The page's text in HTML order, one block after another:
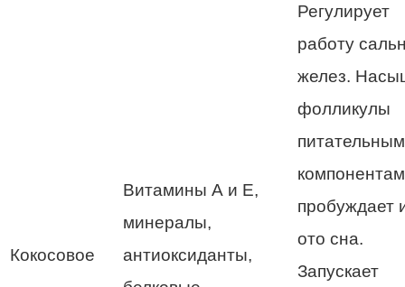
Кокосовое
Витамины А и Е,
минералы,
антиоксиданты,
Регулирует
работу
желез.
фолликулы
пробуждает
ото сна.
Запускает